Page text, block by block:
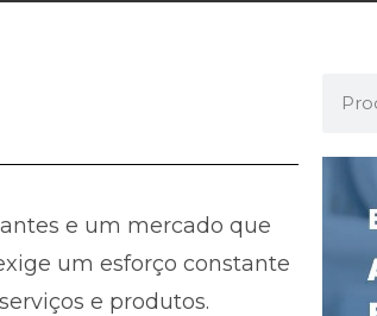
e um mercado que
um esforço constante
e produtos.